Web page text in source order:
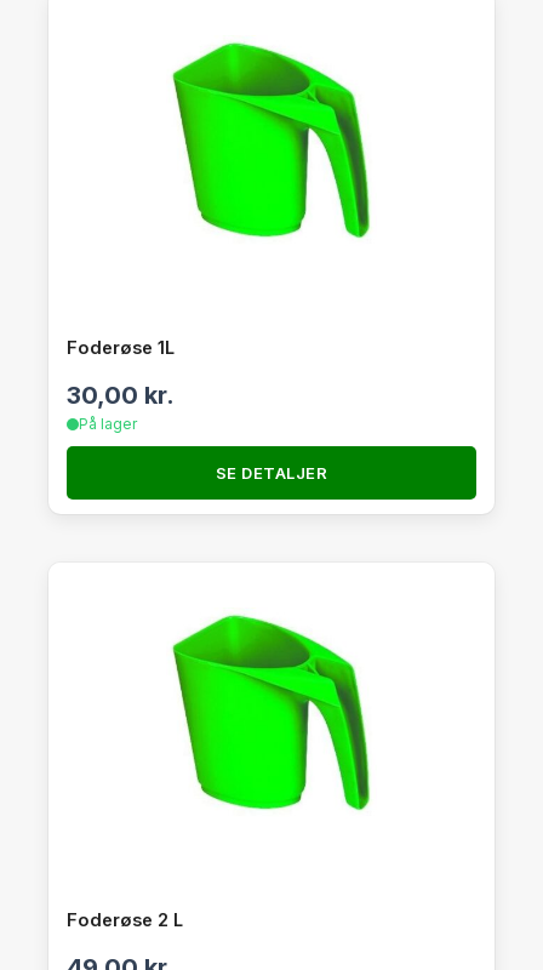
Foderøse 1L
30,00 kr.
På lager
SE DETALJER
Foderøse 2 L